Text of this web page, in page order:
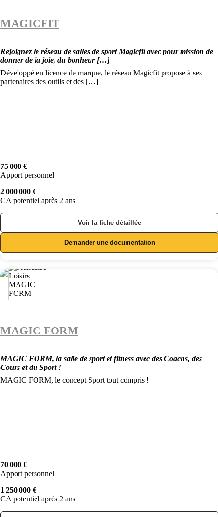
MAGICFIT
Rejoignez le réseau de salles de sport Magicfit avec pour mission de
donner de la joie, du bonheur […]
Développé en licence de marque, le réseau Magicfit propose à ses
partenaires des outils et des […]
75 000 €
Apport personnel
2 000 000 €
CA potentiel après 2 ans
Voir la fiche détaillée
Demander une documentation
MAGIC FORM
MAGIC FORM, la salle de sport et fitness avec des Coachs, des
Cours et du Sport !
MAGIC FORM, le concept Sport tout compris !
70 000 €
Apport personnel
1 250 000 €
CA potentiel après 2 ans